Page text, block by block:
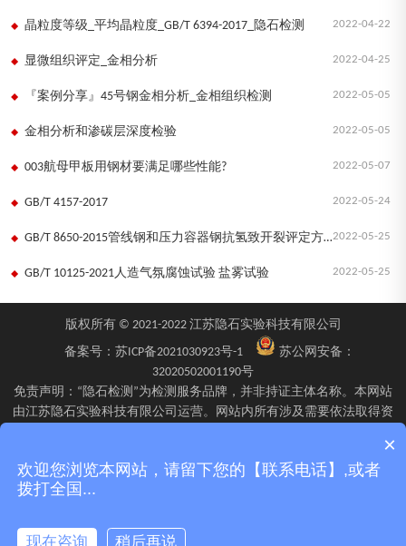
2022-04-22
晶粒度等级_平均晶粒度_GB/T 6394-2017_隐石检测
2022-04-25
显微组织评定_金相分析
2022-05-05
『案例分享』45号钢金相分析_金相组织检测
2022-05-05
金相分析和渗碳层深度检验
2022-05-07
003航母甲板用钢材要满足哪些性能?
2022-05-24
GB/T 4157-2017
2022-05-25
GB/T 8650-2015管线钢和压力容器钢抗氢致开裂评定方法
2022-05-25
GB/T 10125-2021人造气氛腐蚀试验 盐雾试验
版权所有 © 2021-2022 江苏隐石实验科技有限公司
备案号： 苏ICP备2021030923号-1
苏公网安备：
32020502001190号
免责声明：“隐石检测”为检测服务品牌，并非持证主体名称。本网站
由江苏隐石实验科技有限公司运营。网站内所有涉及需要依法取得资
石检验检测有限公司、四川隐石检验检测有限公司、南京隐石安全阀
校验有限公司在资质认定能力范围内具体实施并出具报告。不同检测
项目的资质适用范围、报告标识及出具主体可能不同，具体情况以双
×
欢迎您浏览本网站，请留下您的【联系电话】,或者
拨打全国...
现在咨询 稍后再说